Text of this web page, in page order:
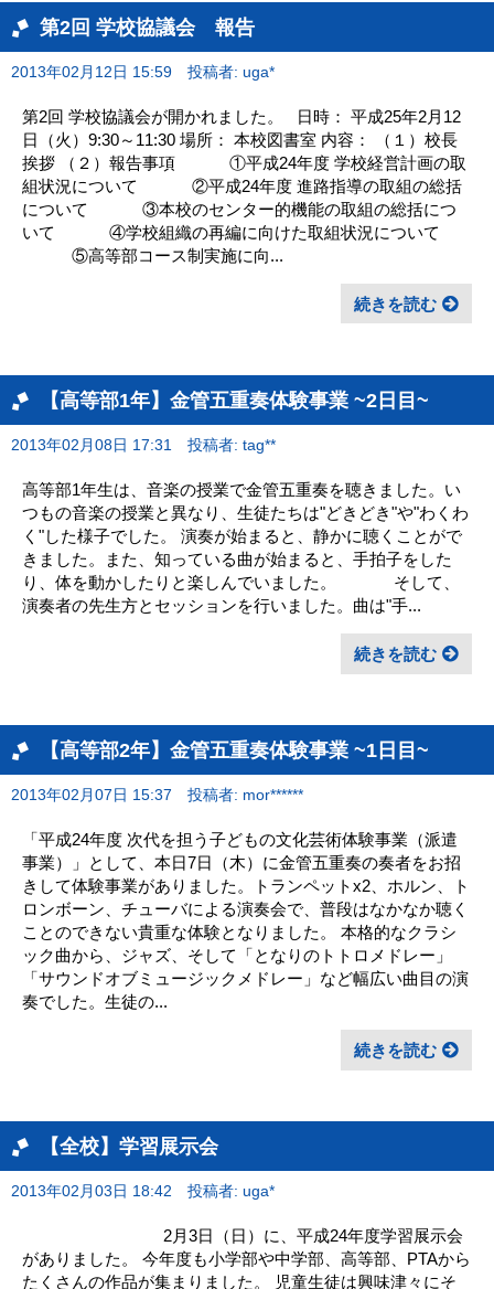
第2回 学校協議会 報告
2013年02月12日 15:59 投稿者: uga*
第2回 学校協議会が開かれました。 日時： 平成25年2月12
日（火）9:30～11:30 場所： 本校図書室 内容： （１）校長
挨拶 （２）報告事項 ①平成24年度 学校経営計画の取
組状況について ②平成24年度 進路指導の取組の総括
について ③本校のセンター的機能の取組の総括につ
いて ④学校組織の再編に向けた取組状況について
⑤高等部コース制実施に向...
続きを読む
【高等部1年】金管五重奏体験事業 ~2日目~
2013年02月08日 17:31 投稿者: tag**
高等部1年生は、音楽の授業で金管五重奏を聴きました。い
つもの音楽の授業と異なり、生徒たちは"どきどき"や"わくわ
く"した様子でした。 演奏が始まると、静かに聴くことがで
きました。また、知っている曲が始まると、手拍子をした
り、体を動かしたりと楽しんでいました。 そして、
演奏者の先生方とセッションを行いました。曲は"手...
続きを読む
【高等部2年】金管五重奏体験事業 ~1日目~
2013年02月07日 15:37 投稿者: mor******
「平成24年度 次代を担う子どもの文化芸術体験事業（派遣
事業）」として、本日7日（木）に金管五重奏の奏者をお招
きして体験事業がありました。トランペットx2、ホルン、ト
ロンボーン、チューバによる演奏会で、普段はなかなか聴く
ことのできない貴重な体験となりました。 本格的なクラシ
ック曲から、ジャズ、そして「となりのトトロメドレー」
「サウンドオブミュージックメドレー」など幅広い曲目の演
奏でした。生徒の...
続きを読む
【全校】学習展示会
2013年02月03日 18:42 投稿者: uga*
2月3日（日）に、平成24年度学習展示会
がありました。 今年度も小学部や中学部、高等部、PTAから
たくさんの作品が集まりました。 児童生徒は興味津々にそ